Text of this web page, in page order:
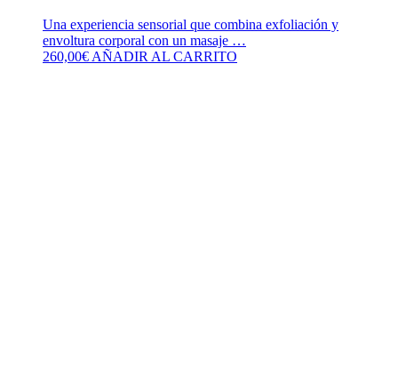
Una experiencia sensorial que combina exfoliación y
envoltura corporal con un masaje …
260,00€ AÑADIR AL CARRITO